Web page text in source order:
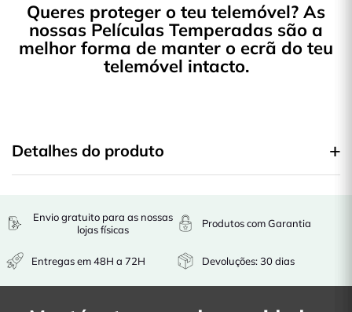
Queres proteger o teu telemóvel? As
nossas Películas Temperadas são a
melhor forma de manter o ecrã do teu
telemóvel intacto.
Detalhes do produto
Envio gratuito para as nossas
lojas físicas
Entregas em 48H a 72H
Produtos com Garantia
Devoluções: 30 dias